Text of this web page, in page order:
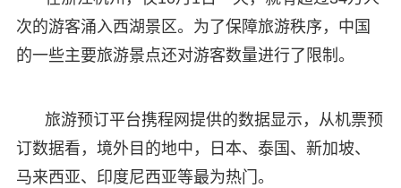
次的游客涌入西湖景区。为了保障旅游秩序，中国
的一些主要旅游景点还对游客数量进行了限制。
旅游预订平台携程网提供的数据显示，从机票预
订数据看，境外目的地中，日本、泰国、新加坡、
马来西亚、印度尼西亚等最为热门。